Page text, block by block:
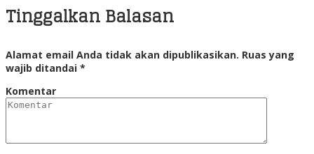
Tinggalkan Balasan
Alamat email Anda tidak akan dipublikasikan. Ruas yang
wajib ditandai *
Komentar